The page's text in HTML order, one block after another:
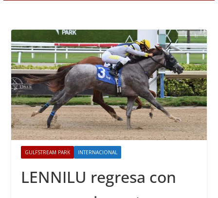
GULFSTREAM PARK INTERNACIONAL
LENNILU regresa con